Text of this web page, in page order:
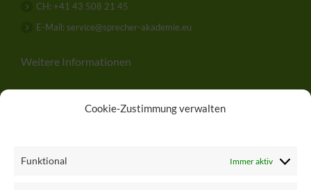
Cookie-Zustimmung verwalten
Funktional Immer aktiv
CH: +41 43 508 21 45
E-Mail: service@sprecher-akademie.eu
Weitere Informationen
Impressum & Datenschutz